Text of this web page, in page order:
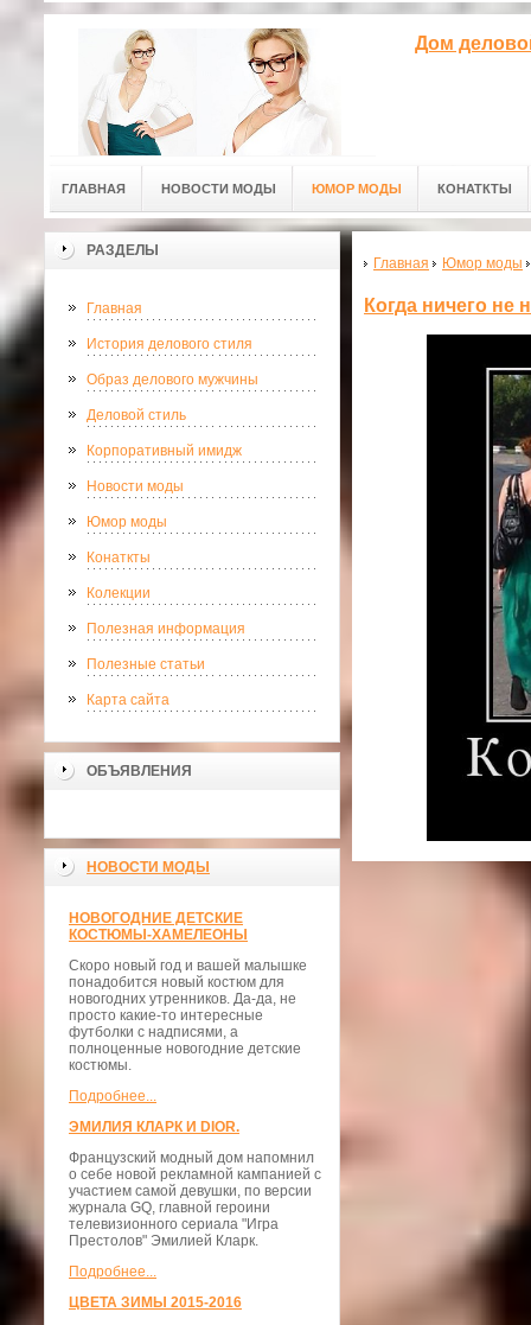
Дом
ГЛАВНАЯ НОВОСТИ МОДЫ ЮМОР МОДЫ КОНАТКТЫ
РАЗДЕЛЫ
Главная
История делового стиля
Образ делового мужчины
Деловой стиль
Корпоративный имидж
Новости моды
Юмор моды
Конаткты
Колекции
Полезная информация
Полезные статьи
Карта сайта
ОБЪЯВЛЕНИЯ
НОВОСТИ МОДЫ
НОВОГОДНИЕ ДЕТСКИЕ
КОСТЮМЫ-ХАМЕЛЕОНЫ
Скоро новый год и вашей малышке
понадобится новый костюм для
новогодних утренников. Да-да, не
просто какие-то интересные
футболки с надписями, а
полноценные новогодние детские
костюмы.
Подробнее...
ЭМИЛИЯ КЛАРК И DIOR.
Французский модный дом напомнил
о себе новой рекламной кампанией с
участием самой девушки, по версии
журнала GQ, главной героини
телевизионного сериала "Игра
Престолов" Эмилией Кларк.
Подробнее...
ЦВЕТА ЗИМЫ 2015-2016
Главная Юмор моды
Когда ничего не